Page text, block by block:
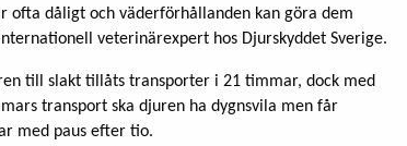
dåligt och väderförhållanden kan göra dem
veterinärexpert hos Djurskyddet Sverige.
till slakt tillåts transporter i 21 timmar, dock med
transport ska djuren ha dygnsvila men får
med paus efter tio.